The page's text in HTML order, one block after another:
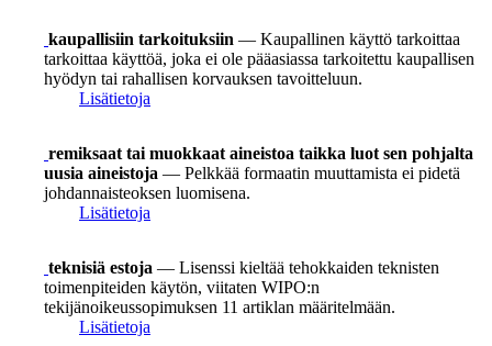
kaupallisiin tarkoituksiin — Kaupallinen käyttö tarkoittaa
tarkoittaa käyttöä, joka ei ole pääasiassa tarkoitettu kaupallisen
hyödyn tai rahallisen korvauksen tavoitteluun.
Lisätietoja
remiksaat tai muokkaat aineistoa taikka luot sen pohjalta
uusia aineistoja — Pelkkää formaatin muuttamista ei pidetä
johdannaisteoksen luomisena.
Lisätietoja
teknisiä estoja — Lisenssi kieltää tehokkaiden teknisten
toimenpiteiden käytön, viitaten WIPO:n
tekijänoikeussopimuksen 11 artiklan määritelmään.
Lisätietoja